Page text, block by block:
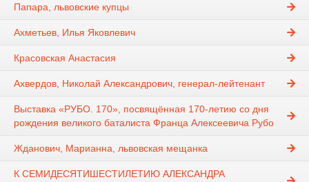
Папара, львовские купцы
Ахметьев, Илья Яковлевич
Красовская Анастасия
Ахвердов, Николай Александрович, генерал-лейтенант
Выставка «РУБО. 170», посвящённая 170-летию со дня
рождения великого баталиста Франца Алексеевича Рубо
Жданович, Марианна, львовская мещанка
К СЕМИДЕСЯТИШЕСТИЛЕТИЮ АЛЕКСАНДРА